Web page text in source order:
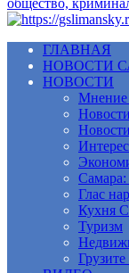
ГЛАВНАЯ
НОВОСТИ
НОВОСТИ
Мнение
Самара:
Глас
Кухня
Туризм